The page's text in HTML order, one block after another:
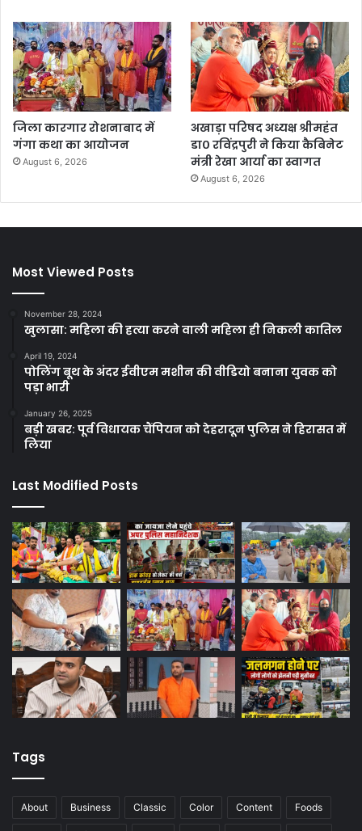
जिला कारगार रोशनाबाद में
गंगा कथा का आयोजन
August 6, 2026
अखाड़ा परिषद अध्यक्ष श्रीमहंत
डा० रविंद्रपुरी ने किया कैबिनेट
मंत्री रेखा आर्या का स्वागत
August 6, 2026
Most Viewed Posts
November 28, 2024
खुलासा: महिला की हत्या करने वाली महिला ही निकली कातिल
April 19, 2024
पोलिंग बूथ के अंदर ईवीएम मशीन की वीडियो बनाना युवक को
पड़ा भारी
January 26, 2025
बड़ी खबर: पूर्व विधायक चैंपियन को देहरादून पुलिस ने हिरासत में
लिया
Last Modified Posts
Tags
About Business Classic Color Content Foods